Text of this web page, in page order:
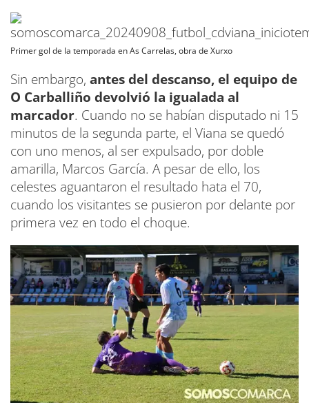
Primer gol de la temporada en As Carrelas, obra de Xurxo
Sin embargo, antes del descanso, el equipo de
O Carballiño devolvió la igualada al
marcador. Cuando no se habían disputado ni 15
minutos de la segunda parte, el Viana se quedó
con uno menos, al ser expulsado, por doble
amarilla, Marcos García. A pesar de ello, los
celestes aguantaron el resultado hata el 70,
cuando los visitantes se pusieron por delante por
primera vez en todo el choque.